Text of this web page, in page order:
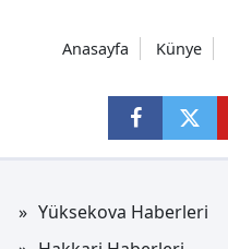
Anasayfa Künye
Yüksekova Haberleri